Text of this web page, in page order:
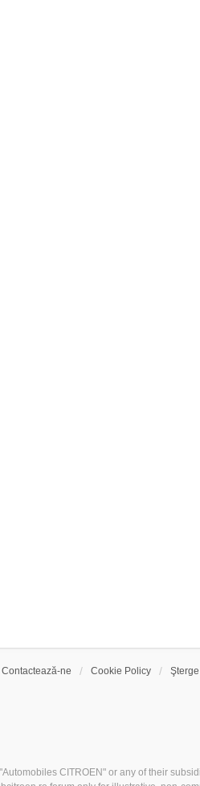
Contactează-ne Cookie Policy
CITROEN" or any of their